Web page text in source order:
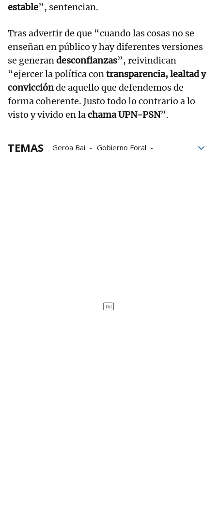
estable”, sentencian.
Tras advertir de que “cuando las cosas no se
enseñan en público y hay diferentes versiones
se generandesconfianzas”, reivindican
“ejercer la política contransparencia, lealtad y
convicciónde aquello que defendemos de
forma coherente. Justo todo lo contrario a lo
visto y vivido en lachama UPN-PSN”.
TEMAS Geroa Bai
Gobierno Foral